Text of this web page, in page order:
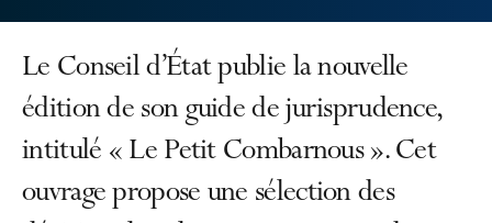
Le Conseil d’État publie la nouvelle
édition de son guide de jurisprudence,
intitulé « Le Petit Combarnous ». Cet
ouvrage propose une sélection des